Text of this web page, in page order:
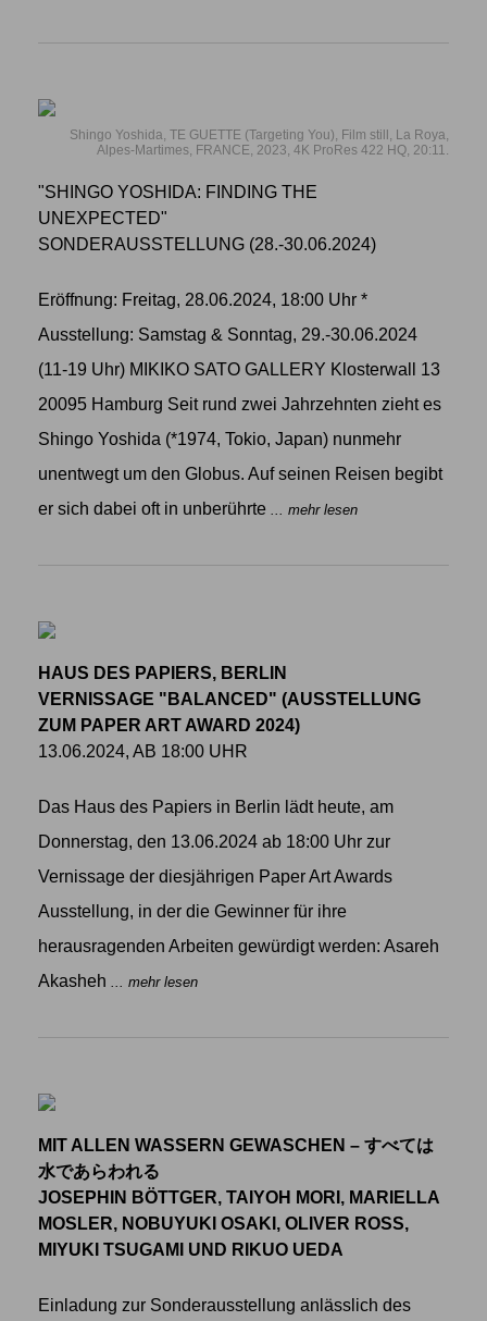
Shingo Yoshida, TE GUETTE (Targeting You), Film still, La Roya,
Alpes-Martimes, FRANCE, 2023, 4K ProRes 422 HQ, 20:11.
"SHINGO YOSHIDA: FINDING THE
UNEXPECTED"
SONDERAUSSTELLUNG (28.-30.06.2024)
Eröffnung: Freitag, 28.06.2024, 18:00 Uhr *
Ausstellung: Samstag & Sonntag, 29.-30.06.2024
(11-19 Uhr) MIKIKO SATO GALLERY Klosterwall 13
20095 Hamburg Seit rund zwei Jahrzehnten zieht es
Shingo Yoshida (*1974, Tokio, Japan) nunmehr
unentwegt um den Globus. Auf seinen Reisen begibt
er sich dabei oft in unberührte ... mehr lesen
HAUS DES PAPIERS, BERLIN
VERNISSAGE "BALANCED" (AUSSTELLUNG
ZUM PAPER ART AWARD 2024)
13.06.2024, AB 18:00 UHR
Das Haus des Papiers in Berlin lädt heute, am
Donnerstag, den 13.06.2024 ab 18:00 Uhr zur
Vernissage der diesjährigen Paper Art Awards
Ausstellung, in der die Gewinner für ihre
herausragenden Arbeiten gewürdigt werden: Asareh
Akasheh ... mehr lesen
MIT ALLEN WASSERN GEWASCHEN – すべては
水であらわれる
JOSEPHIN BÖTTGER, TAIYOH MORI, MARIELLA
MOSLER, NOBUYUKI OSAKI, OLIVER ROSS,
MIYUKI TSUGAMI UND RIKUO UEDA
Einladung zur Sonderausstellung anlässlich des